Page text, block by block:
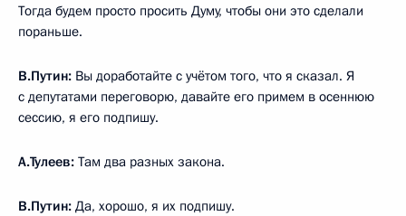
Тогда будем просто просить Думу, чтобы они это сделали
пораньше.
В.Путин: Вы доработайте с учётом того, что я сказал. Я
с депутатами переговорю, давайте его примем в осеннюю
сессию, я его подпишу.
А.Тулеев: Там два разных закона.
В.Путин: Да, хорошо, я их подпишу.